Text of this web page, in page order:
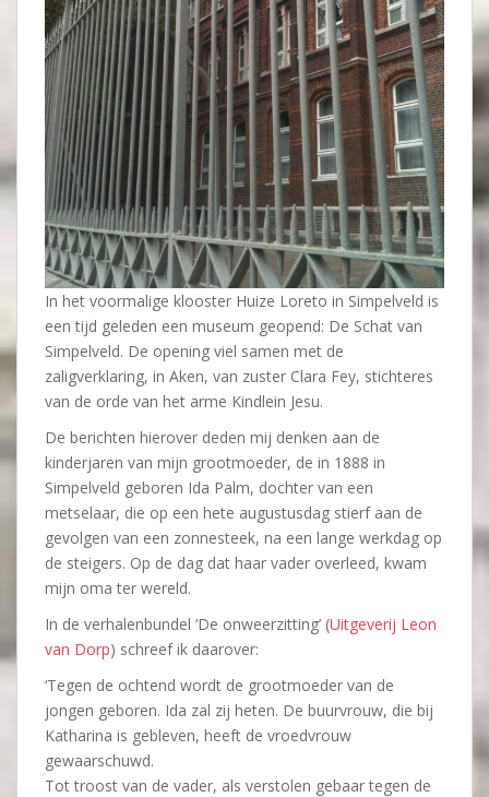
In het voormalige klooster Huize Loreto in Simpelveld is
een tijd geleden een museum geopend: De Schat van
Simpelveld. De opening viel samen met de
zaligverklaring, in Aken, van zuster Clara Fey, stichteres
van de orde van het arme Kindlein Jesu.
De berichten hierover deden mij denken aan de
kinderjaren van mijn grootmoeder, de in 1888 in
Simpelveld geboren Ida Palm, dochter van een
metselaar, die op een hete augustusdag stierf aan de
gevolgen van een zonnesteek, na een lange werkdag op
de steigers. Op de dag dat haar vader overleed, kwam
mijn oma ter wereld.
In de verhalenbundel ‘De onweerzitting’ (Uitgeverij Leon
van Dorp) schreef ik daarover:
‘Tegen de ochtend wordt de grootmoeder van de
jongen geboren. Ida zal zij heten. De buurvrouw, die bij
Katharina is gebleven, heeft de vroedvrouw
gewaarschuwd.
Tot troost van de vader, als verstolen gebaar tegen de